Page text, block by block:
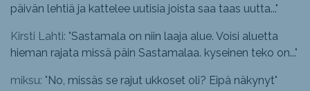
päivän lehtiä ja kattelee uutisia joista saa taas uutta..."
Kirsti Lahti: "Sastamala on niin laaja alue. Voisi aluetta
hieman rajata missä päin Sastamalaa. kyseinen teko on..."
miksu: " No, missäs se rajut ukkoset oli? Eipä näkynyt"